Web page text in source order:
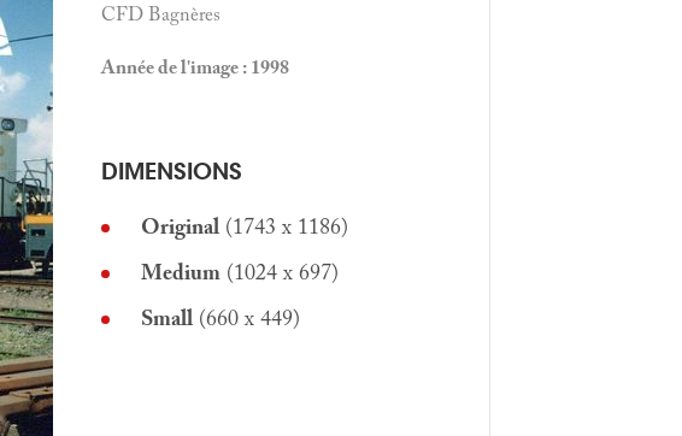
CFD Bagnères
Année de l'image : 1998
DIMENSIONS
Original (1743 x 1186)
Medium (1024 x 697)
Small (660 x 449)